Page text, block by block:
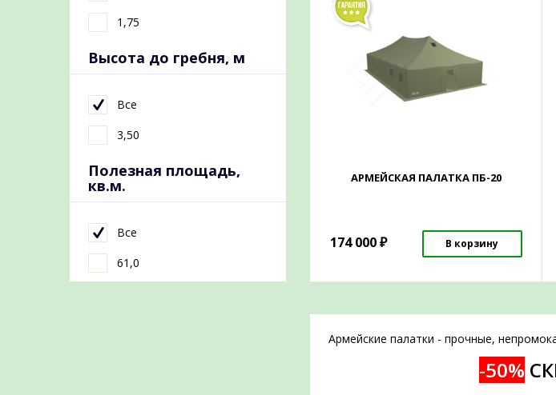
1,75
Высота до гребня, м
Все
3,50
Полезная площадь,
кв.м.
Все
61,0
АРМЕЙСКАЯ ПАЛАТКА ПБ-20
174 000₽ В корзину
Армейские палатки - прочные,
-50%